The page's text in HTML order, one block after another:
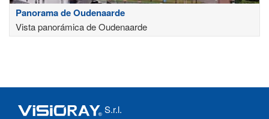
Panorama de Oudenaarde
Vista panorámica de Oudenaarde
S.r.l.